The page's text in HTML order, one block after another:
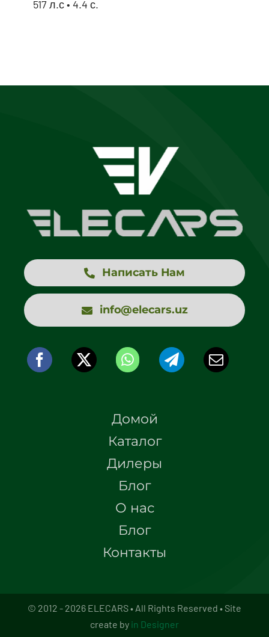
517 л.с • 4.4 с.
Написать Нам
info@elecars.uz
Домой
Каталог
Дилеры
Блог
О нас
Блог
Контакты
© 2012 - 2026 ELECARS • All Rights Reserved • Site
create by in Designer